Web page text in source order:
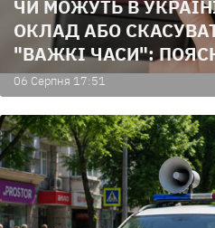
ЧИ МОЖУТЬ В
ОКЛАД АБО
"ВАЖКІ ЧАСИ":
06 Серпня 17:51